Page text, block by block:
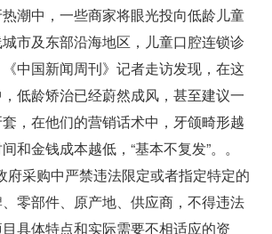
潮中，一些商家将眼光投向低龄儿童
市及东部沿海地区，儿童口腔连锁诊
中国新闻周刊》记者走访发现，在这
低龄矫治已经蔚然成风，甚至建议一
，在他们的营销话术中，牙颌畸形越
和金钱成本越低，“基本不复发”。。
采购中严禁违法限定或者指定特定的
零部件、原产地、供应商，不得违法
具体特点和实际需要不相适应的资